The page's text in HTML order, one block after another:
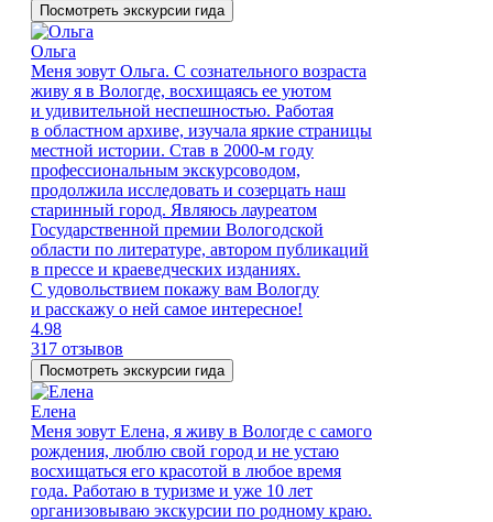
Посмотреть экскурсии гида
Ольга
Меня зовут Ольга. С сознательного возраста
живу я в Вологде, восхищаясь ее уютом
и удивительной неспешностью. Работая
в областном архиве, изучала яркие страницы
местной истории. Став в 2000-м году
профессиональным экскурсоводом,
продолжила исследовать и созерцать наш
старинный город. Являюсь лауреатом
Государственной премии Вологодской
области по литературе, автором публикаций
в прессе и краеведческих изданиях.
С удовольствием покажу вам Вологду
и расскажу о ней самое интересное!
4.98
317 отзывов
Посмотреть экскурсии гида
Елена
Меня зовут Елена, я живу в Вологде с самого
рождения, люблю свой город и не устаю
восхищаться его красотой в любое время
года. Работаю в туризме и уже 10 лет
организовываю экскурсии по родному краю.